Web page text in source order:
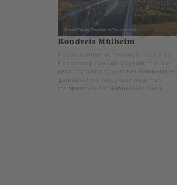
Rondreis Mülheim
Heuvelachtige rondwandeling via de
Haarstrang naar de Skywalk met een
prachtig uitzicht over het Möhnetal en
gemakkelijke terugkeer naar het
startpunt via de MöhnetalRadweg.